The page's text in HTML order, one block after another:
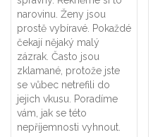
narovinu. Ženy jsou
prostě vybíravé. Pokaždé
čekají nějaký malý
zázrak. Často jsou
zklamané, protože jste
se vůbec netrefili do
jejich vkusu. Poradíme
vám, jak se této
nepříjemnosti vyhnout.